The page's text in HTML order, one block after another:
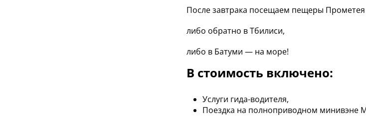
После завтрака посещаем пещеры Прометея
либо обратно в Тбилиси,
либо в Батуми — на море!
В стоимость включено:
Услуги гида-водителя,
Поездка на полноприводном минивэне